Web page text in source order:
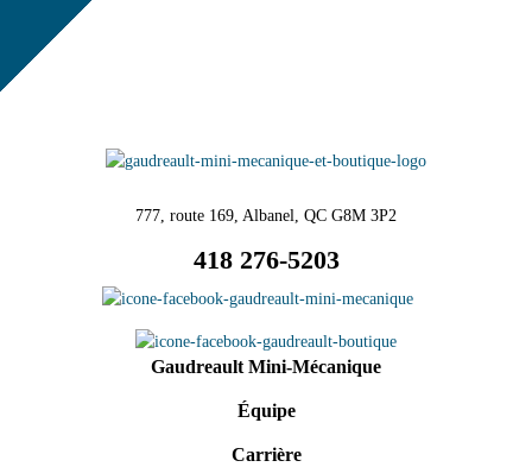
777, route 169, Albanel, QC G8M 3P2
418 276-5203
Gaudreault Mini-Mécanique
Équipe
Carrière